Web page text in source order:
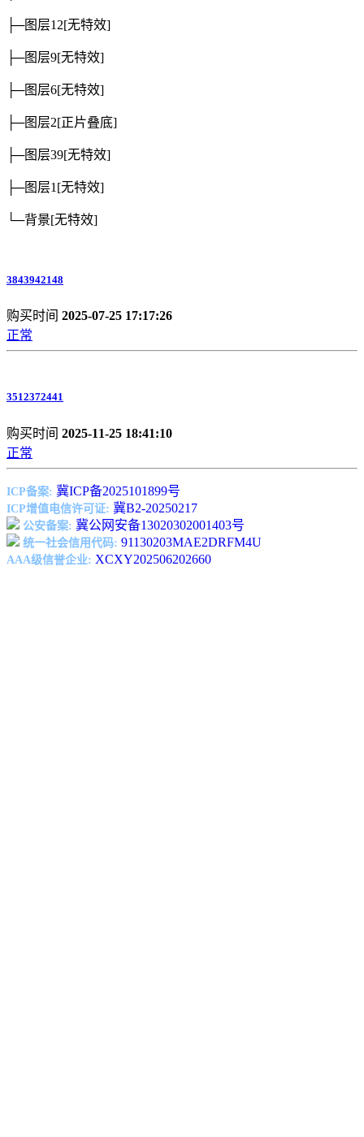
├─图层12[无特效]
├─图层9[无特效]
├─图层6[无特效]
├─图层2[正片叠底]
├─图层39[无特效]
├─图层1 [无特效]
└─背景[无特效]
3843942148
购买时间 2025-07-25 17:17:26
正常
3512372441
购买时间 2025-11-25 18:41:10
正常
ICP备案: 冀ICP备2025101899号
ICP增值电信许可证: 冀B2-20250217
公安备案: 冀公网安备13020302001403号
统一社会信用代码: 91130203MAE2DRFM4U
AAA级信誉企业: XCXY202506202660